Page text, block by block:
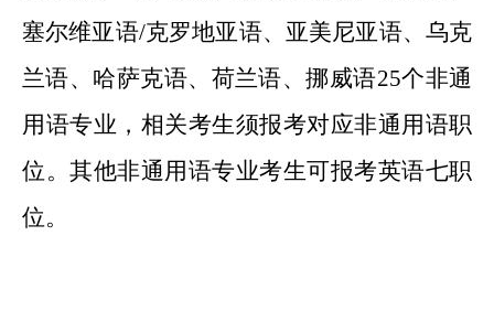
塞尔维亚语/克罗地亚语、亚美尼亚语、乌克
兰语、哈萨克语、荷兰语、挪威语25个非通
用语专业，相关考生须报考对应非通用语职
位。其他非通用语专业考生可报考英语七职
位。